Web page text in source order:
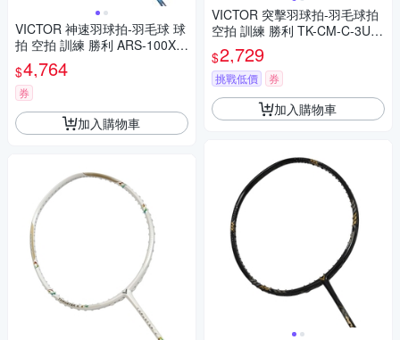
VICTOR 神速羽球拍-羽毛球 球
拍 空拍 訓練 勝利 ARS-100X-B
深藍綠黃銀
$4,764
券
加入購物車
VICTOR 突擊羽球拍-羽毛球拍
空拍 訓練 勝利 TK-CM-C-3U
黑金銀
$2,729
挑戰低價 券
加入購物車